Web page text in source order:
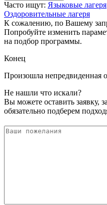
Часто ищут: Языковые лагеря
Оздоровительные лагеря
К сожалению, по Вашему
Попробуйте изменить
на подбор программы.
Конец
Произошла непредвиденная
Не нашли что искали?
Вы можете оставить
обязательно подберем